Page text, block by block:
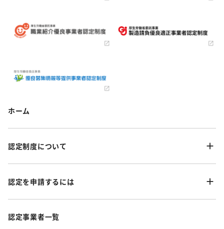
ホーム
認定制度について
認定を申請するには
認定事業者一覧